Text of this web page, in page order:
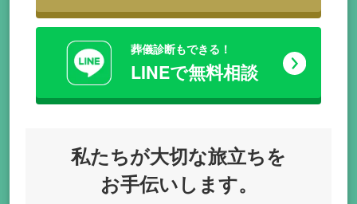
葬儀診断もできる！
LINEで無料相談
私たちが大切な旅立ちを
お手伝いします。